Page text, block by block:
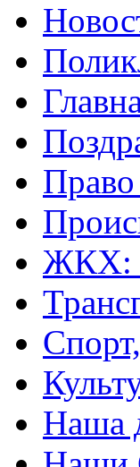
ЖКХ:
Наша